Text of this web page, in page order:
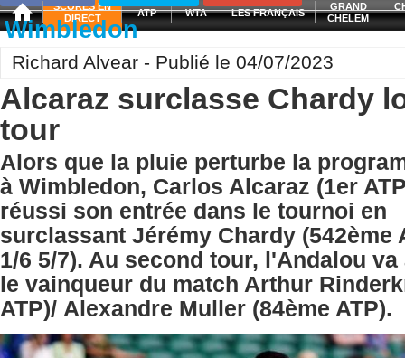
SCORES EN
DIRECT
ATP WTA LES FRANÇAIS
GRAND
CHELEM
Wimbledon
Richard Alvear - Publié le 04/07/2023
Alcaraz surclasse Chardy
tour
Alors que la pluie perturbe la
à Wimbledon, Carlos Alcaraz (1er
réussi son entrée dans le tournoi en
surclassant Jérémy Chardy (542ème
1/6 5/7). Au second tour, l'Andalou
le vainqueur du match Arthur
ATP)/ Alexandre Muller (84ème ATP).